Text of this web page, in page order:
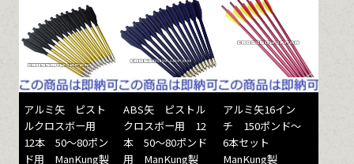
アルミ矢 ピスト
ルクロスボー用
12本 50～80ポン
ド用 ManKung製
ABS矢 ピストル
クロスボー用 12
本 50～80ポンド
用 ManKung製
アルミ矢16イン
チ 150ポンド～
6本セット
ManKung製